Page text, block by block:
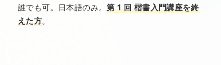
誰でも可。日本語のみ。第 1 回 楷書入門講座を終
えた方。